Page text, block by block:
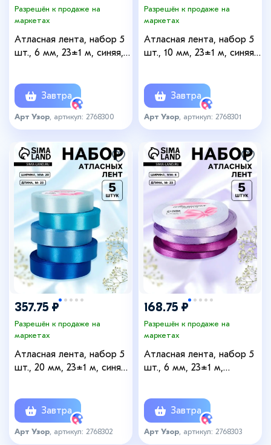
Разрешён к продаже на
маркетах
Атласная лента, набор 5
шт., 6 мм, 23±1 м, синяя,
Завтра
Арт Узор , артикул: 2768300
Разрешён к продаже на
маркетах
Атласная лента, набор 5
шт., 10 мм, 23±1 м, синяя,
Завтра
Арт Узор , артикул: 2768301
357.75 ₽
Разрешён к продаже на
маркетах
Атласная лента, набор 5
шт., 20 мм, 23±1 м, синяя,
Завтра
Арт Узор , артикул: 2768302
168.75 ₽
Разрешён к продаже на
маркетах
Атласная лента, набор 5
шт., 6 мм, 23±1 м,
Завтра
Арт Узор , артикул: 2768303